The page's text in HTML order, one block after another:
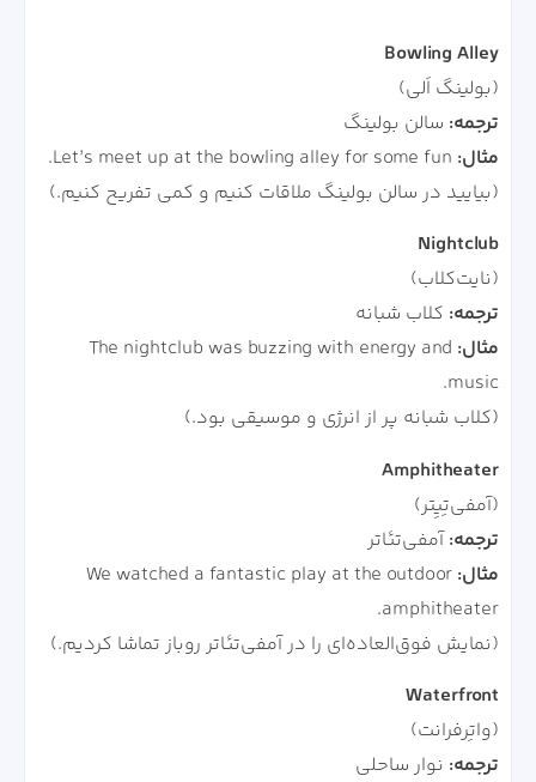
Bowling Alley
(بولینگ اَلی)
ترجمه: سالن بولینگ
مثال:
(بیایید در سالن بولینگ ملاقات کنیم و کمی تفریح کنیم.)
Nightclub
(نایت‌کلاب)
ترجمه: کلاب شبانه
مثال: The nightclub was buzzing with energy and
music.
(کلاب شبانه پر از انرژی و موسیقی بود.)
Amphitheater
(آمفی‌تِیِتر)
ترجمه:آمفی‌تئاتر
مثال: We watched a fantastic play at the outdoor
amphitheater.
(نمایش فوق‌العاده‌ای را در آمفی‌تئاتر روباز تماشا کردیم.)
Waterfront
(واتِرفرانت)
ترجمه: نوار ساحلی